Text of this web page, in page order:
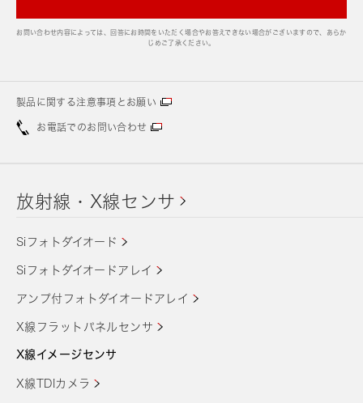
お問い合わせ内容によっては、回答にお時間をいただく場合やお答えできない場合がございますので、あらか
じめご了承ください。
製品に関する注意事項とお願い
お電話でのお問い合わせ
放射線・X線センサ
Siフォトダイオード
Siフォトダイオードアレイ
アンプ付フォトダイオードアレイ
X線フラットパネルセンサ
X線イメージセンサ
X線TDIカメラ